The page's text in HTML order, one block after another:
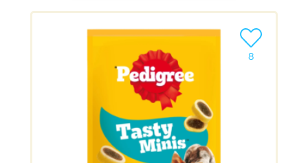
8
Ajouter le